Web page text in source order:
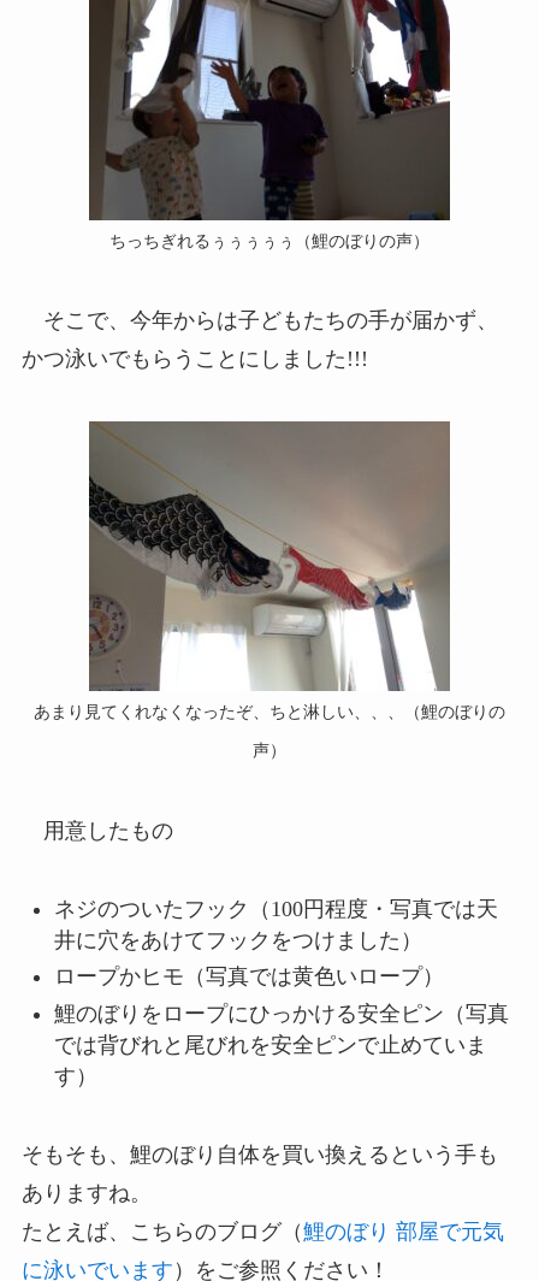
ちっちぎれるぅぅぅぅぅ（鯉のぼりの声）
そこで、今年からは子どもたちの手が届かず、
かつ泳いでもらうことにしました!!!
あまり見てくれなくなったぞ、ちと淋しい、、、（鯉のぼりの
声）
用意したもの
ネジのついたフック（100円程度・写真では天
井に穴をあけてフックをつけました）
ロープかヒモ（写真では黄色いロープ）
鯉のぼりをロープにひっかける安全ピン（写真
では背びれと尾びれを安全ピンで止めていま
す）
そもそも、鯉のぼり自体を買い換えるという手も
ありますね。
たとえば、こちらのブログ（鯉のぼり 部屋で元気
に泳いでいます ）をご参照ください！